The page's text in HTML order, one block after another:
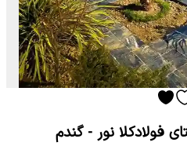
فولادکلا نور - گندم